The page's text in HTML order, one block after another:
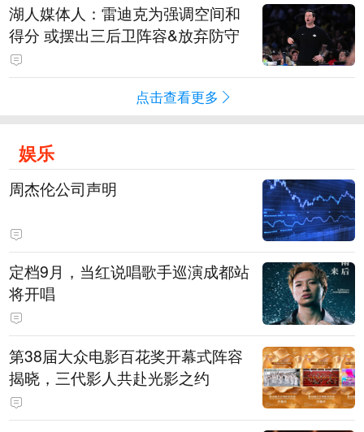
湖人媒体人：雷迪克为强调空间和
得分 或摆出三后卫阵容&放弃防守
点击查看更多
娱乐
周杰伦公司声明
定档9月，当红说唱歌手巡演成都站
将开唱
第38届大众电影百花奖开幕式阵容
揭晓，三代影人共赴光影之约